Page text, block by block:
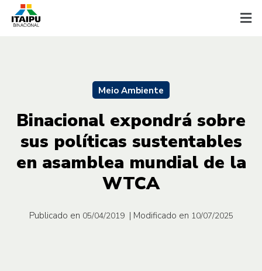
Meio Ambiente
Binacional expondrá sobre
sus políticas sustentables
en asamblea mundial de la
WTCA
Publicado en 05/04/2019 | Modificado en 10/07/2025